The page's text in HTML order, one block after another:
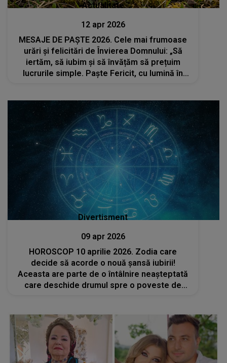
Actualitate
12 apr 2026
MESAJE DE PAȘTE 2026. Cele mai frumoase
urări și felicitări de Învierea Domnului: „Să
iertăm, să iubim și să învățăm să prețuim
lucrurile simple. Paște Fericit, cu lumină în
Divertisment
09 apr 2026
HOROSCOP 10 aprilie 2026. Zodia care
decide să acorde o nouă șansă iubirii!
Aceasta are parte de o întâlnire neașteptată
care deschide drumul spre o poveste de